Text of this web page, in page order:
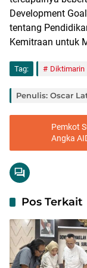
Development
tentang
Kemitraan untuk
Tag: Diktimarin
Penulis: Oscar
Pemkot
Angka
Pos Terkait